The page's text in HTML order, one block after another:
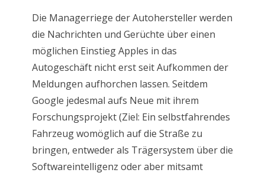
Die Managerriege der Autohersteller werden
die Nachrichten und Gerüchte über einen
möglichen Einstieg Apples in das
Autogeschäft nicht erst seit Aufkommen der
Meldungen aufhorchen lassen. Seitdem
Google jedesmal aufs Neue mit ihrem
Forschungsprojekt (Ziel: Ein selbstfahrendes
Fahrzeug womöglich auf die Straße zu
bringen, entweder als Trägersystem über die
Softwareintelligenz oder aber mitsamt